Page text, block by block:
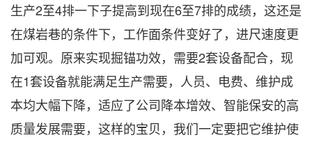
生产2至4排一下子提高到现在6至7排的成绩，这还是
在煤岩巷的条件下，工作面条件变好了，进尺速度更
加可观。原来实现掘锚功效，需要2套设备配合，现
在1套设备就能满足生产需要，人员、电费、维护成
本均大幅下降，适应了公司降本增效、智能保安的高
质量发展需要，这样的宝贝，我们一定要把它维护使